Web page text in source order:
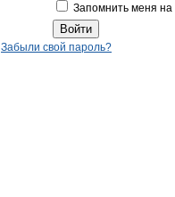
Запомнить меня
Забыли свой пароль?